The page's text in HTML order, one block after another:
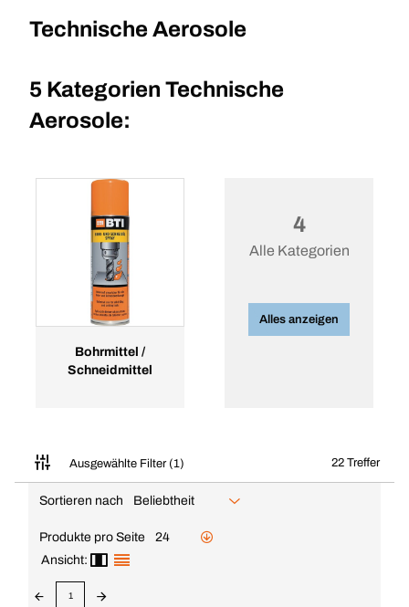
Technische Aerosole
5 Kategorien Technische
Aerosole:
Bohrmittel /
Schneidmittel
4
Alle Kategorien
Alles anzeigen
Ausgewählte Filter (1) 22 Treffer
Sortieren nach Beliebtheit
Produkte pro Seite
24
Ansicht:
1